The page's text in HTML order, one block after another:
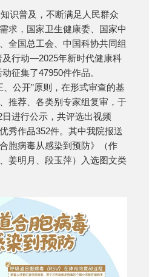
识普及，不断满足人民群众
求，国家卫生健康委、国家中
全国总工会、中国科协共同组
及行动—2025年新时代健康科
征集了47950件作品。
、公开”原则，在形式审查的基
推荐、各类别专家组复审，于
日进行公示，共评选出视频
秀作品352件。其中我院报送
胞病毒从感染到预防》（作
姜明月、段玉萍）入选图文类